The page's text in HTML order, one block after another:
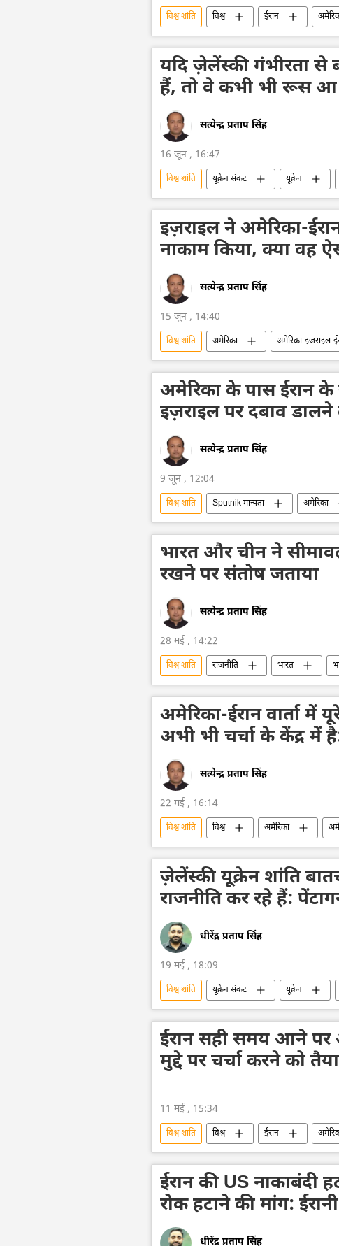
विश्व शांति विश्व ईरान
लेबनान
विदेश मंत्रालय शांति संधि
यदि ज़ेलेंस्की गंभीरता से
हैं, तो वे कभी भी रूस आ
सत्येन्द्र प्रताप सिंह
16 जून , 16:47
विश्व शांति यूक्रेन संकट यूक्रेन
क्रेमलिन के प्रवक्ता दिमित्री पेसकोव
इज़राइल ने अमेरिका-
नाकाम किया, क्या वह
सत्येन्द्र प्रताप सिंह
15 जून , 14:40
विश्व शांति अमेरिका अमेरिका-इजराइल-
लेबनान
शांति संधि डोनाल्ड ट्रंप
अमेरिका के पास ईरान
इज़राइल पर दबाव
सत्येन्द्र प्रताप सिंह
9 जून , 12:04
विश्व शांति Sputnik मान्यता अमेरिका
इज़राइल
इज़राइल रक्षा सेना ईरान
भारत और चीन ने
रखने पर संतोष जताया
सत्येन्द्र प्रताप सिंह
28 मई , 14:22
विश्व शांति राजनीति भारत
बीजिंग
सीमा विवाद शांति संधि
अमेरिका-ईरान वार्ता में
अभी भी चर्चा के केंद्र में
सत्येन्द्र प्रताप सिंह
22 मई , 16:14
विश्व शांति विश्व अमेरिका
यूरेनियम संवर्धन
डेपलेटेड यूरेनियम
नाटो
विदेश मंत्रालय शांति संधि
ज़ेलेंस्की यूक्रेन शांति
राजनीति कर रहे हैं:
धीरेंद्र प्रताप सिंह
19 मई , 18:09
विश्व शांति यूक्रेन संकट यूक्रेन
शांति संधि
हथियारों की आपूर्ति
ईरान सही समय आने पर
मुद्दे पर चर्चा करने को
11 मई , 15:34
विश्व शांति विश्व ईरान
परमाणु हथियार
परमाणु पनडुब्बी
ईरान की US नाकाबंदी
रोक हटाने की मांग:
धीरेंद्र प्रताप सिंह